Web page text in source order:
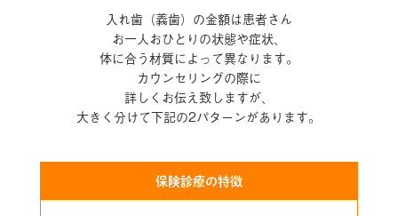
入れ歯（義歯）の金額は患者さん
お一人おひとりの状態や症状、
体に合う材質によって異なります。
カウンセリングの際に
詳しくお伝え致しますが、
大きく分けて下記の2パターンがあります。
保険診療の特徴